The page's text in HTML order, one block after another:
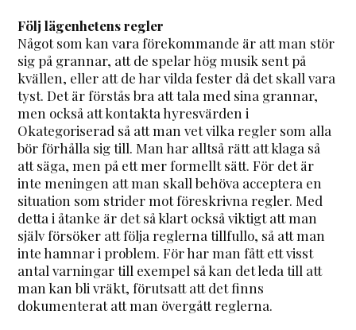
Följ lägenhetens regler
Något som kan vara förekommande är att man stör
sig på grannar, att de spelar hög musik sent på
kvällen, eller att de har vilda fester då det skall vara
tyst. Det är förstås bra att tala med sina grannar,
men också att kontakta hyresvärden i
Okategoriserad så att man vet vilka regler som alla
bör förhålla sig till. Man har alltså rätt att klaga så
att säga, men på ett mer formellt sätt. För det är
inte meningen att man skall behöva acceptera en
situation som strider mot föreskrivna regler. Med
detta i åtanke är det så klart också viktigt att man
själv försöker att följa reglerna tillfullo, så att man
inte hamnar i problem. För har man fått ett visst
antal varningar till exempel så kan det leda till att
man kan bli vräkt, förutsatt att det finns
dokumenterat att man övergått reglerna.